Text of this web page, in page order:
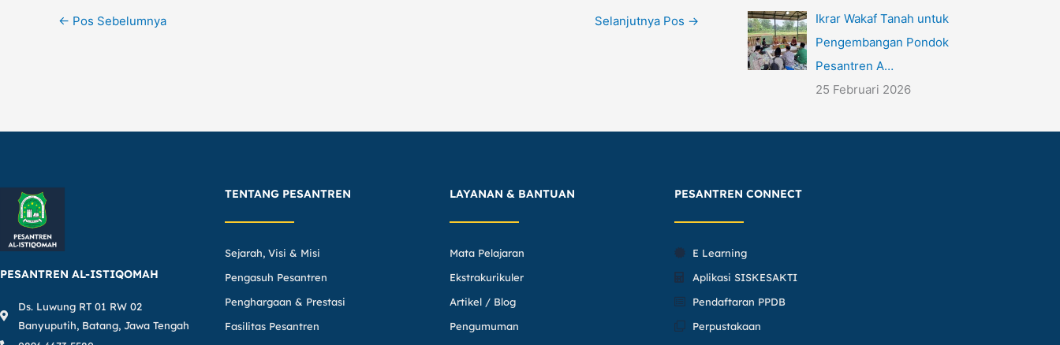
← Pos Sebelumnya Selanjutnya Pos →
Ikrar Wakaf Tanah untuk
Pengembangan Pondok
Pesantren A…
25 Februari 2026
PESANTREN AL-ISTIQOMAH
Ds. Luwung RT 01 RW 02
Banyuputih, Batang, Jawa Tengah
TENTANG PESANTREN
Sejarah, Visi & Misi
Pengasuh Pesantren
Penghargaan & Prestasi
Fasilitas Pesantren
LAYANAN & BANTUAN
Mata Pelajaran
Ekstrakurikuler
Artikel / Blog
Pengumuman
PESANTREN CONNECT
E Learning
Aplikasi SISKESAKTI
Pendaftaran PPDB
Perpustakaan